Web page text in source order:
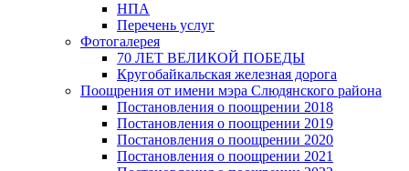
НПА
Перечень услуг
Фотогалерея
70 ЛЕТ ВЕЛИКОЙ ПОБЕДЫ
Кругобайкальская железная дорога
Поощрения от имени мэра Слюдянского района
Постановления о поощрении 2018
Постановления о поощрении 2019
Постановления о поощрении 2020
Постановления о поощрении 2021